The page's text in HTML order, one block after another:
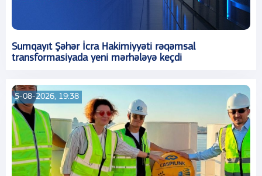
Sumqayıt Şəhər İcra Hakimiyyəti rəqəmsal
transformasiyada yeni mərhələyə keçdi
5-08-2026, 19:38